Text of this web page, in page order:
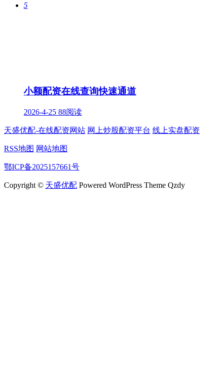
5
小额配资在线查询快速通道
2026-4-25 88阅读
天盛优配-在线配资网站 网上炒股配资平台 线上实盘配资
RSS地图 网站地图
鄂ICP备2025157661号
Copyright © 天盛优配 Powered WordPress Theme Qzdy